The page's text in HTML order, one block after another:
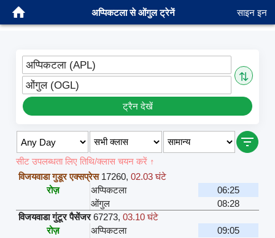
अप्पिकटला से ओंगुल ट्रेनें साइन इन
अप्पिकटला (APL)
⇅
ओंगुल (OGL)
ट्रैन देखें
सीट उपलब्धता लिए तिथि/क्लास चयन करें ↑
विजयवाडा गुडूर एक्सप्रेस 17260,02.03 घंटे
रोज़
अप्पिकटला
06:25
ओंगुल
08:28
विजयवाडा गुंटूर पैसेंजर 67273,03.10 घंटे
रोज़
अप्पिकटला
09:05